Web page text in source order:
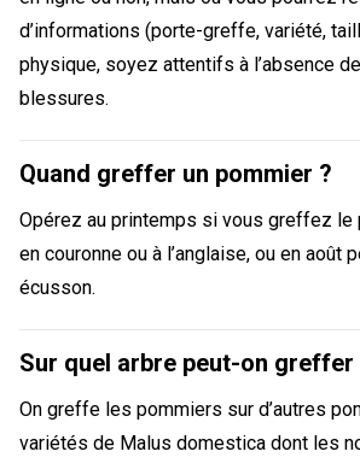
d’informations (porte-greffe, variété,
physique, soyez attentifs à l’absence
blessures.
Quand greffer un pommier ?
Opérez au printemps si vous greffez le
en couronne ou à l’anglaise, ou en août
écusson.
Sur quel arbre peut-on greffer
On greffe les pommiers sur d’autres
variétés de Malus domestica dont les